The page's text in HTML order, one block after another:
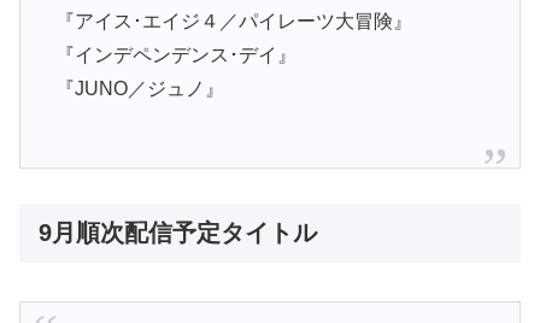
『アイス･エイジ４／パイレーツ大冒険』
『インデペンデンス･デイ』
『JUNO／ジュノ』
9月順次配信予定タイトル